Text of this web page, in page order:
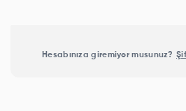
Hesabınıza giremiyor musunuz?